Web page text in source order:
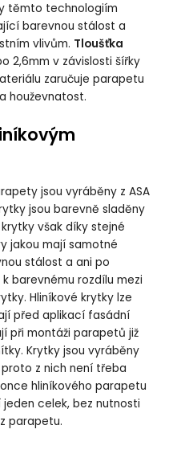
těmto technologiím
barevnou stálost a
vlivům. Tloušťka
2,6mm v závislosti šířky
zaručuje parapetu
houževnatost.
jsou vyráběny z ASA
jsou barevně sladěny
však díky stejné
jakou mají samotné
stálost a ani po
barevnému rozdílu mezi
Hliníkové krytky lze
před aplikací fasádní
při montáži parapetů již
Krytky jsou vyráběny
z nich není třeba
hliníkového parapetu
celek, bez nutnosti
parapetu.